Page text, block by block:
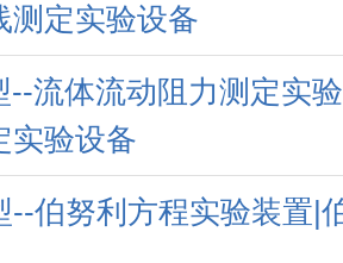
测定实验设备
--流体流动阻力测定实
实验设备
--伯努利方程实验装置|